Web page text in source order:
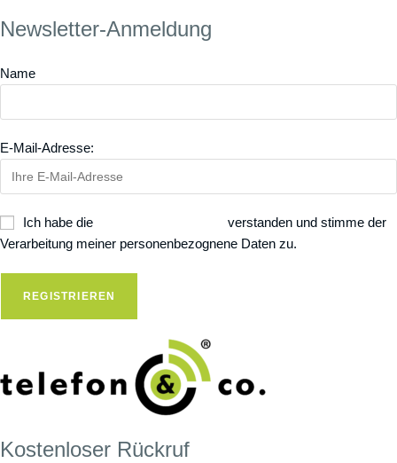
Newsletter-Anmeldung
Name
E-Mail-Adresse:
Ich habe die
verstanden und stimme der
Verarbeitung meiner personenbezognene Daten zu.
Kostenloser Rückruf